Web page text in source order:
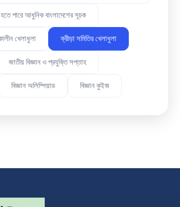
পারে আধুনিক বাংলাদেশের সূচক
খেলাধুলা ক্রীড়া সমিতির খেলাধুলা
জাতীয় বিজ্ঞান ও প্রযুক্তি সপ্তাহ
বিজ্ঞান অলিম্পিয়াড বিজ্ঞান কুইজ